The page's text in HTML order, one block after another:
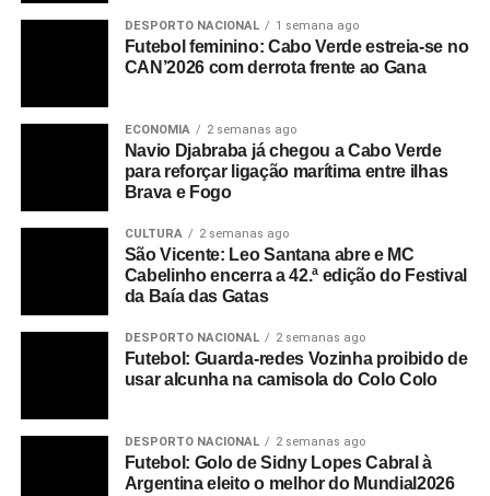
RELATED TOPICS:
Porto Novo: Agricultores defendem novo
DESPORTO NACIONAL 1 semana ago
Futebol feminino: Cabo Verde estreia-se no
CAN’2026 com derrota frente ao Gana
ECONOMIA 2 semanas ago
Navio Djabraba já chegou a Cabo Verde
para reforçar ligação marítima entre ilhas
Brava e Fogo
CULTURA 2 semanas ago
São Vicente: Leo Santana abre e MC
Cabelinho encerra a 42.ª edição do Festival
da Baía das Gatas
DESPORTO NACIONAL 2 semanas ago
Futebol: Guarda-redes Vozinha proibido de
usar alcunha na camisola do Colo Colo
DESPORTO NACIONAL 2 semanas ago
Futebol: Golo de Sidny Lopes Cabral à
Argentina eleito o melhor do Mundial2026